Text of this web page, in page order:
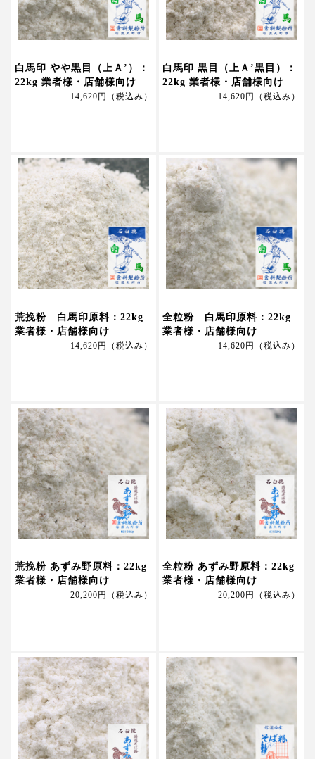
白馬印 やや黒目（上Ａ’）：
22kg 業者様・店舗様向け
14,620円 （税込み）
白馬印 黒目（上Ａ’黒目）：
22kg 業者様・店舗様向け
14,620円 （税込み）
荒挽粉 白馬印原料：22kg
業者様・店舗様向け
14,620円 （税込み）
全粒粉 白馬印原料：22kg
業者様・店舗様向け
14,620円 （税込み）
荒挽粉 あずみ野原料：22kg
業者様・店舗様向け
20,200円 （税込み）
全粒粉 あずみ野原料：22kg
業者様・店舗様向け
20,200円 （税込み）